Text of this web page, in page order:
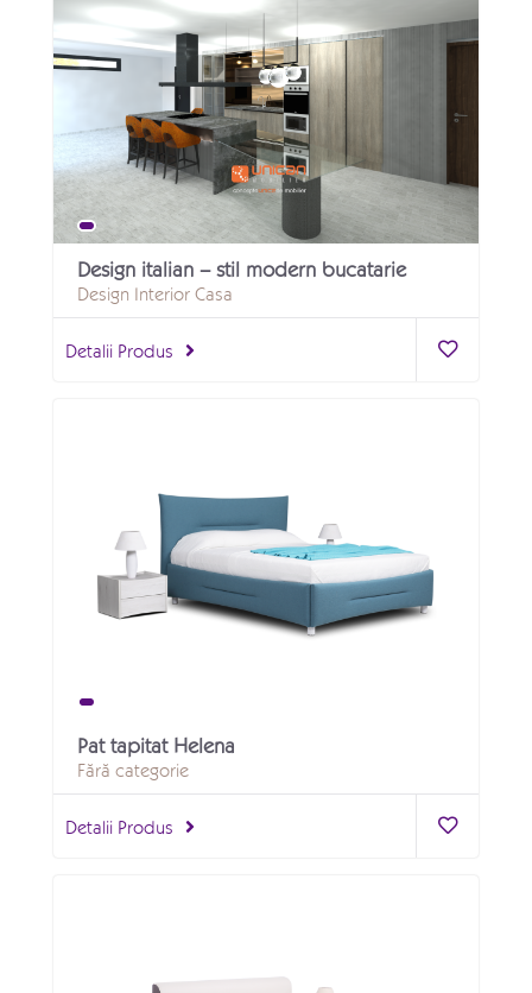
Design italian – stil modern bucatarie
Design Interior Casa
Detalii Produs
Pat tapitat Helena
Fără categorie
Detalii Produs